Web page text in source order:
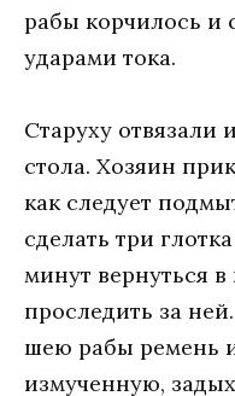
рабы корчилось и
ударами тока.
Старуху отвязали
стола. Хозяин
как следует
сделать три
минут вернуться
проследить за
шею рабы ремень
измученную,